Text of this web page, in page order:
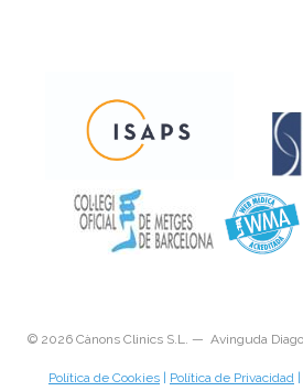
© 2026 Cànons Clinics S.L. — Avinguda
Política de Cookies Política de Privacidad